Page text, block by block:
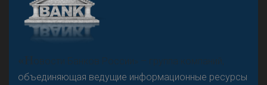
«Н
овости Банков России» – группа компаний,
объединяющая ведущие информационные ресурсы